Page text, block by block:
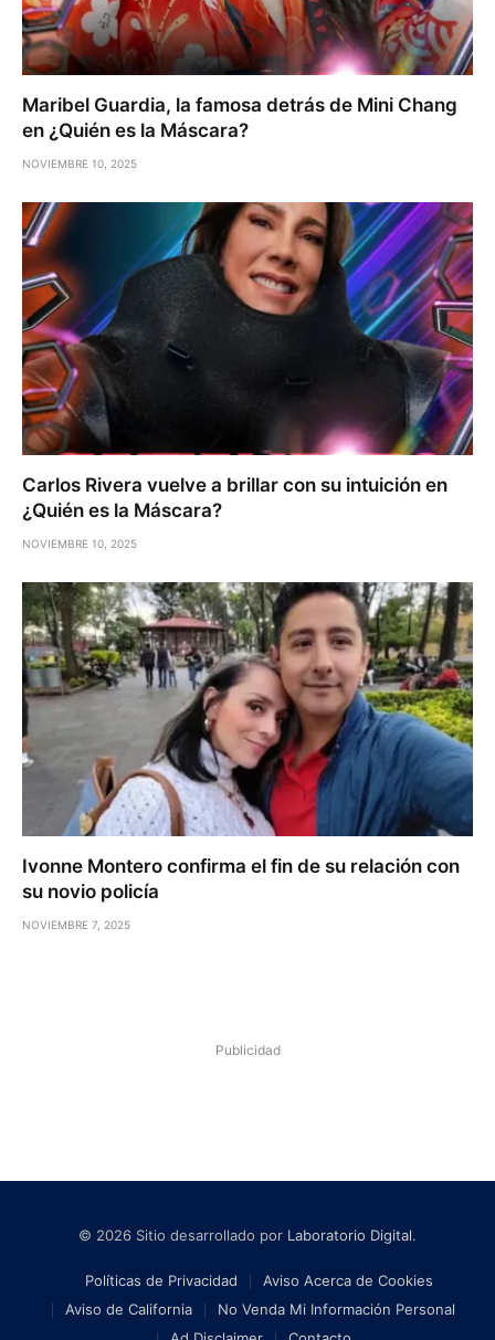
Maribel Guardia, la famosa detrás de Mini Chang
en ¿Quién es la Máscara?
NOVIEMBRE 10, 2025
Carlos Rivera vuelve a brillar con su intuición en
¿Quién es la Máscara?
NOVIEMBRE 10, 2025
Ivonne Montero confirma el fin de su relación con
su novio policía
NOVIEMBRE 7, 2025
Publicidad
© 2026 Sitio desarrollado por Laboratorio Digital.
Políticas de Privacidad
Aviso Acerca de Cookies
Aviso de California
No Venda Mi Información Personal